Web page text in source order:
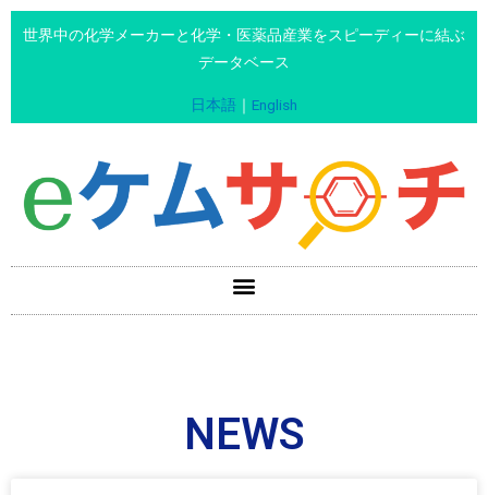
世界中の化学メーカーと化学・医薬品産業をスピーディーに結ぶ
データベース
日本語 ｜ English
NEWS